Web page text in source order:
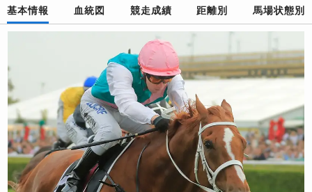
基本情報 血統図 競走成績 距離別 馬場状態別